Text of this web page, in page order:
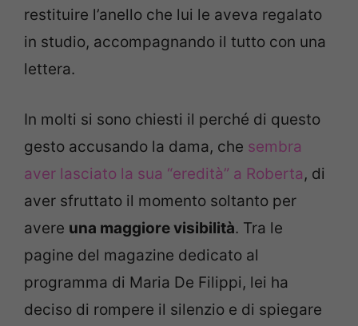
restituire l’anello che lui le aveva regalato
in studio, accompagnando il tutto con una
lettera.
In molti si sono chiesti il perché di questo
gesto accusando la dama, che sembra
aver lasciato la sua “eredità” a Roberta, di
aver sfruttato il momento soltanto per
avere una maggiore visibilità. Tra le
pagine del magazine dedicato al
programma di Maria De Filippi, lei ha
deciso di rompere il silenzio e di spiegare